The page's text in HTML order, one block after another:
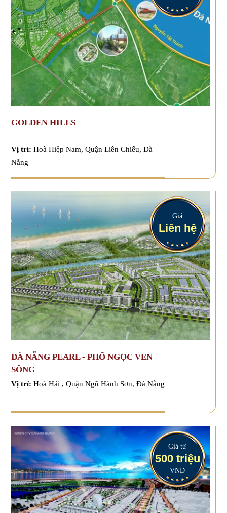
GOLDEN HILLS
Vị trí: Hoà Hiệp Nam, Quận Liên Chiểu, Đà
Nẵng
Giá
Liên hệ
ĐÀ NẴNG PEARL - PHỐ NGỌC VEN
SÔNG
Vị trí: Hoà Hải , Quận Ngũ Hành Sơn, Đà Nẵng
Giá từ
500 triệu
VNĐ